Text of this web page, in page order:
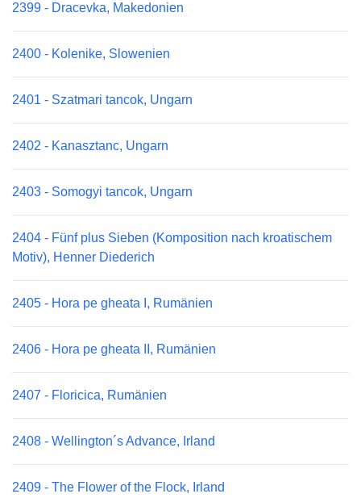
2399 - Dracevka, Makedonien
2400 - Kolenike, Slowenien
2401 - Szatmari tancok, Ungarn
2402 - Kanasztanc, Ungarn
2403 - Somogyi tancok, Ungarn
2404 - Fünf plus Sieben (Komposition nach kroatischem
Motiv), Henner Diederich
2405 - Hora pe gheata I, Rumänien
2406 - Hora pe gheata II, Rumänien
2407 - Floricica, Rumänien
2408 - Wellington´s Advance, Irland
2409 - The Flower of the Flock, Irland